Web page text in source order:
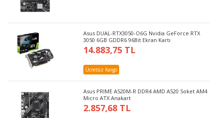
Asus DUAL-RTX3050-O6G Nvidia GeForce RTX
3050 6GB GDDR6 96Bit Ekran Kartı
14.883,75 TL
Ücretsiz Kargo
Asus PRIME A520M-R DDR4 AMD A520 Soket AM4
Micro ATX Anakart
2.857,68 TL